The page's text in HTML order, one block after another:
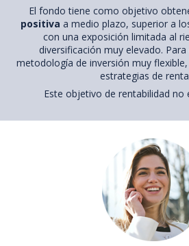
El fondo tiene como objetivo
positiva a medio plazo, superior a
con una exposición limitada al
diversificación muy elevado.
metodología de inversión muy
estrategias de
Este objetivo de rentabilidad no